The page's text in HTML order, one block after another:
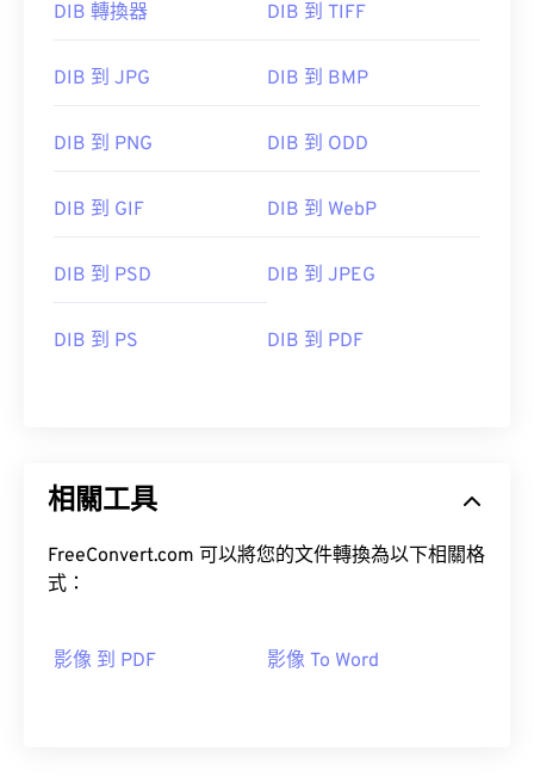
DIB 轉換器 DIB 到 TIFF
DIB 到 JPG DIB 到 BMP
DIB 到 PNG DIB 到 ODD
DIB 到 GIF DIB 到 WebP
DIB 到 PSD DIB 到 JPEG
DIB 到 PS DIB 到 PDF
相關工具
FreeConvert.com 可以將您的文件轉換為以下相關格
式：
影像 到 PDF 影像 To Word